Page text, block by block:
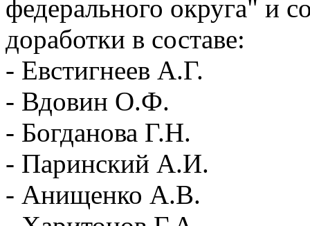
федерального округа" и
доработки в составе:
- Евстигнеев А.Г.
- Вдовин О.Ф.
- Богданова Г.Н.
- Паринский А.И.
- Анищенко А.В.